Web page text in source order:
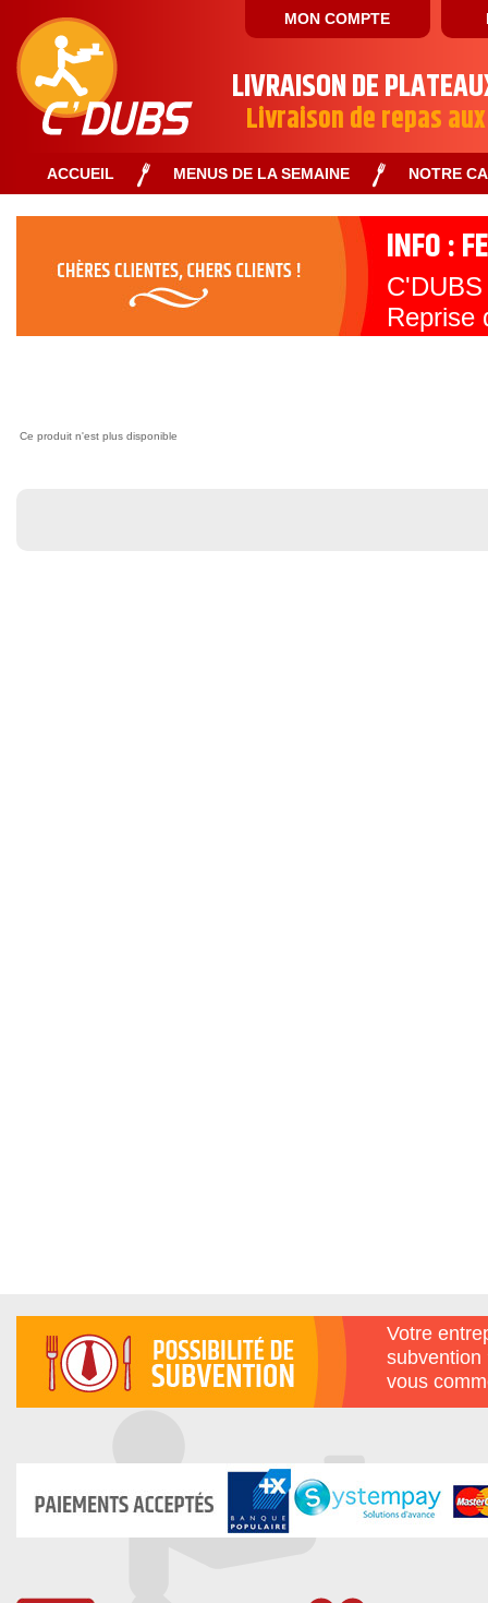
LIVRAISON DE
Livraison de repas
MON COMPTE
ACCUEIL MENUS DE LA SEMAINE NOTRE
INFO :
Reprise
Ce produit n'est plus disponible
Votre
subvention
vous